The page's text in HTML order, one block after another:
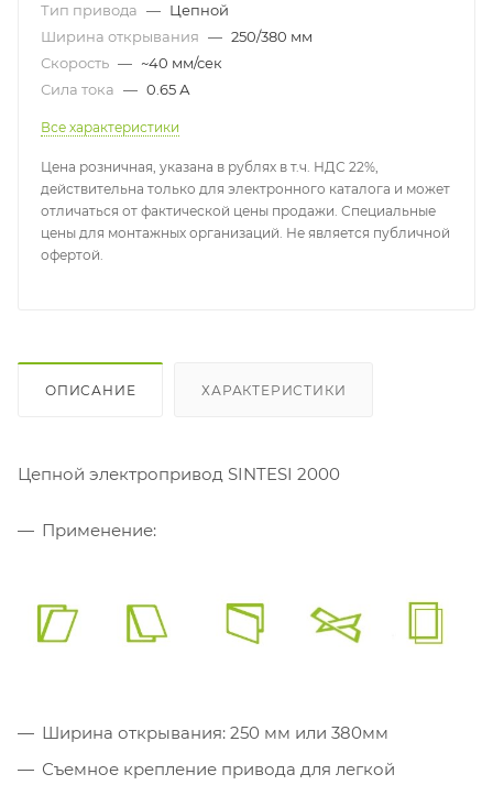
Тип привода — Цепной
Ширина открывания — 250/380 мм
Скорость — ~40 мм/сек
Сила тока — 0.65 А
Все характеристики
Цена розничная, указана в рублях в т.ч. НДС 22%,
действительна только для электронного каталога и может
отличаться от фактической цены продажи. Специальные
цены для монтажных организаций. Не является публичной
офертой.
ОПИСАНИЕ ХАРАКТЕРИСТИКИ
Цепной электропривод SINTESI 2000
Применение:
Ширина открывания: 250 мм или 380мм
Съемное крепление привода для легкой